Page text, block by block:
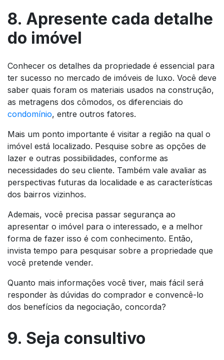
8. Apresente cada detalhe
do imóvel
Conhecer os detalhes da propriedade é essencial para
ter sucesso no mercado de imóveis de luxo. Você deve
saber quais foram os materiais usados na construção,
as metragens dos cômodos, os diferenciais do
condomínio, entre outros fatores.
Mais um ponto importante é visitar a região na qual o
imóvel está localizado. Pesquise sobre as opções de
lazer e outras possibilidades, conforme as
necessidades do seu cliente. Também vale avaliar as
perspectivas futuras da localidade e as características
dos bairros vizinhos.
Ademais, você precisa passar segurança ao
apresentar o imóvel para o interessado, e a melhor
forma de fazer isso é com conhecimento. Então,
invista tempo para pesquisar sobre a propriedade que
você pretende vender.
Quanto mais informações você tiver, mais fácil será
responder às dúvidas do comprador e convencê-lo
dos benefícios da negociação, concorda?
9. Seja consultivo